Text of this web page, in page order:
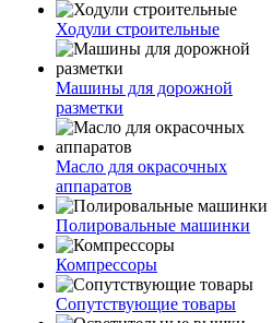
Ходули строительные
Машины для дорожной
разметки
Масло для окрасочных
аппаратов
Полировальные машинки
Компрессоры
Сопутствующие товары